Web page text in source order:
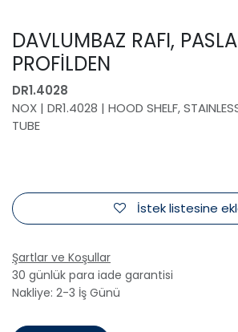
DAVLUMBAZ RAFI,
PROFİLDEN
DR1.4028
NOX | DR1.4028 | HOOD SHELF,
TUBE
İstek listesine
Şartlar ve Koşullar
30 günlük para iade garantisi
Nakliye: 2-3 İş Günü